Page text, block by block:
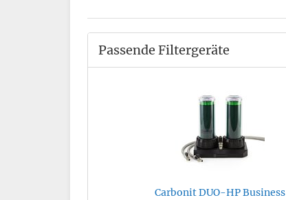
Passende Filtergeräte
Carbonit DUO-HP Business